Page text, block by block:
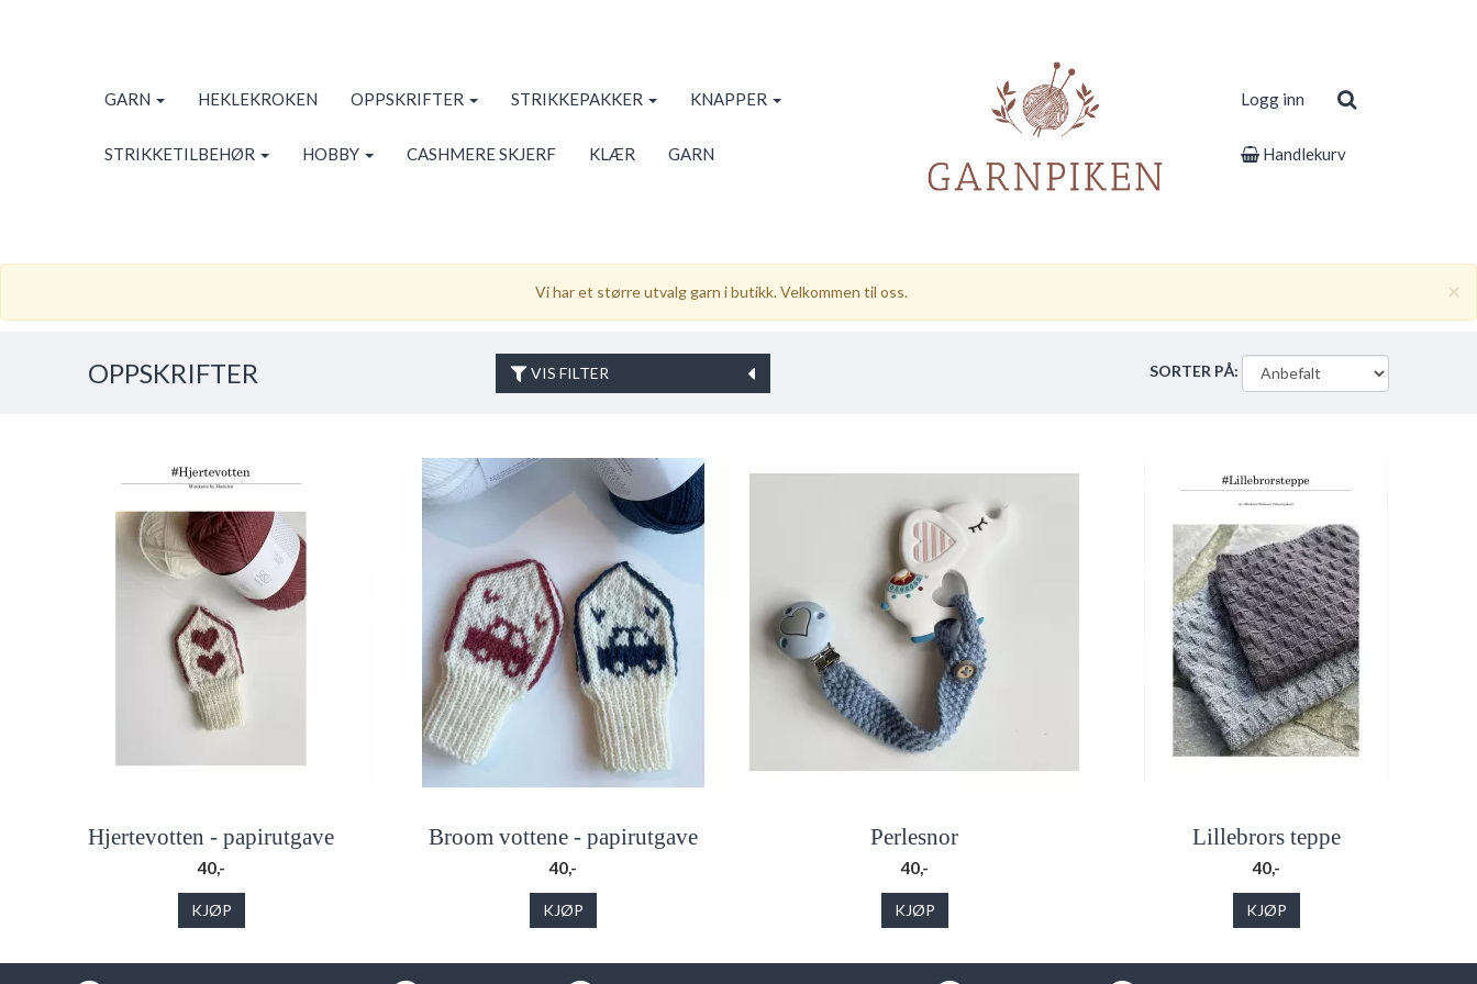
GARN HEKLEKROKEN OPPSKRIFTER STRIKKEPAKKER KNAPPER
STRIKKETILBEHØR HOBBY CASHMERE SKJERF KLÆR GARN
Logg inn
Handlekurv
×
Vi har et større utvalg garn i butikk. Velkommen til oss.
OPPSKRIFTER VIS FILTER SORTER PÅ:
Hjertevotten - papirutgave
40,-
KJØP
Broom vottene - papirutgave
40,-
KJØP
Perlesnor
40,-
KJØP
Lillebrors teppe
40,-
KJØP